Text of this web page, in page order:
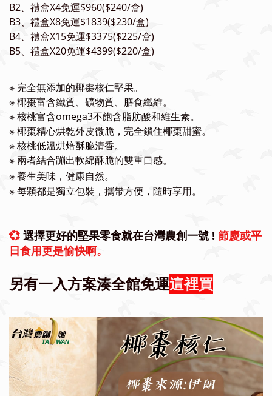
B2、禮盒X4免運$960($240/盒)
B3、禮盒X8免運$1839($230/盒)
B4、禮盒X15免運$3375($225/盒)
B5、禮盒X20免運$4399($220/盒)
※ 完全無添加的椰棗核仁堅果。
※椰棗富含鐵質、礦物質、膳食纖維。
※核桃富含omega3不飽含脂肪酸和維生素。
※椰棗精心烘乾外皮微脆，完全鎖住椰棗甜蜜。
※核桃低溫烘焙酥脆清香。
※ 兩者結合蹦出軟綿酥脆的雙重口感。
※養生美味，健康自然。
※每顆都是獨立包裝，攜帶方便，隨時享用。
💞 選擇更好的堅果零食就在台灣農創一號 ! 節慶或平
日食用更是愉快啊。
另有一入方案湊全館免運這裡買